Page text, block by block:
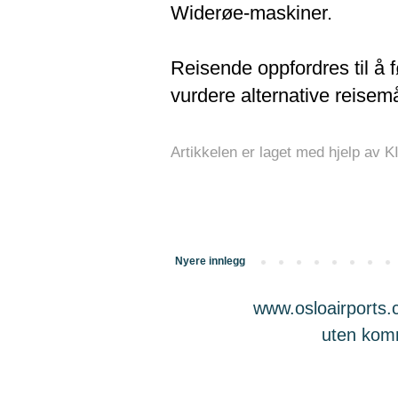
Widerøe-maskiner.
Reisende oppfordres til å
vurdere alternative
Artikkelen er laget med hjelp av
Nyere innlegg
uten